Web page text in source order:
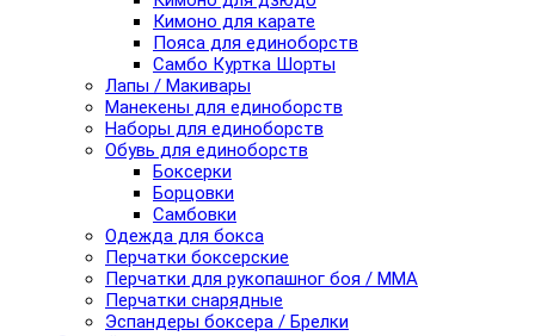
Кимоно для карате
Пояса для единоборств
Самбо Куртка Шорты
Лапы / Макивары
Манекены для единоборств
Наборы для единоборств
Обувь для единоборств
Боксерки
Борцовки
Самбовки
Одежда для бокса
Перчатки боксерские
Перчатки для рукопашног боя / ММА
Перчатки снарядные
Эспандеры боксера / Брелки